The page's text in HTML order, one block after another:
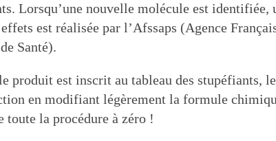
Lorsqu’une nouvelle molécule est identifiée,
effets est réalisée par l’Afssaps (Agence
Santé).
produit est inscrit au tableau des stupéfiants,
en modifiant légèrement la formule
toute la procédure à zéro !